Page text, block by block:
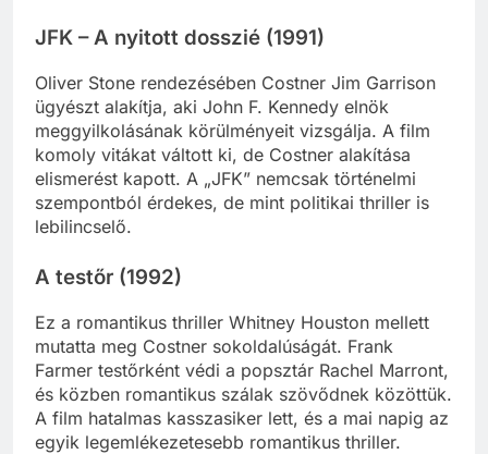
JFK – A nyitott dosszié (1991)
Oliver Stone rendezésében Costner Jim Garrison
ügyészt alakítja, aki John F. Kennedy elnök
meggyilkolásának körülményeit vizsgálja. A film
komoly vitákat váltott ki, de Costner alakítása
elismerést kapott. A „JFK” nemcsak történelmi
szempontból érdekes, de mint politikai thriller is
lebilincselő.
A testőr (1992)
Ez a romantikus thriller Whitney Houston mellett
mutatta meg Costner sokoldalúságát. Frank
Farmer testőrként védi a popsztár Rachel Marront,
és közben romantikus szálak szövődnek közöttük.
A film hatalmas kasszasiker lett, és a mai napig az
egyik legemlékezetesebb romantikus thriller.